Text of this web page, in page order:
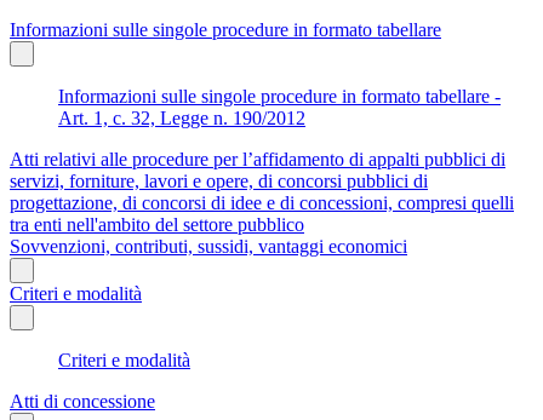
Informazioni sulle singole procedure in formato tabellare
Informazioni sulle singole procedure in formato tabellare -
Art. 1, c. 32, Legge n. 190/2012
Atti relativi alle procedure per l’affidamento di appalti pubblici di
servizi, forniture, lavori e opere, di concorsi pubblici di
progettazione, di concorsi di idee e di concessioni, compresi quelli
tra enti nell'ambito del settore pubblico
Sovvenzioni, contributi, sussidi, vantaggi economici
Criteri e modalità
Criteri e modalità
Atti di concessione